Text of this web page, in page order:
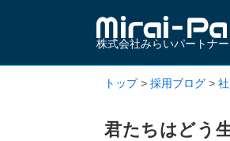
株式会社みらいパートナ
トップ> 採用ブログ >
君たちはどう